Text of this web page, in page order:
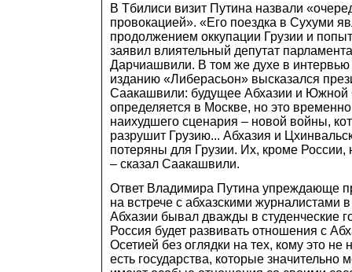
В Тбилиси визит Путина назвали
провокацией». «Его поездка в Сухуми
продолжением оккупации Грузии и
заявил влиятельный депутат
Дарчиашвили. В том же духе в
изданию «Либерасьон» высказался
Саакашвили: будущее Абхазии и Южной
определяется в Москве, но это
наихудшего сценария – новой войны,
разрушит Грузию... Абхазия и
потеряны для Грузии. Их, кроме России,
– сказал Саакашвили.
Ответ Владимира Путина упреждающе
на встрече с абхазскими журналистами
Абхазии бывал дважды в студенческие
Россия будет развивать отношения с
Осетией без оглядки на тех, кому это не
есть государства, которые